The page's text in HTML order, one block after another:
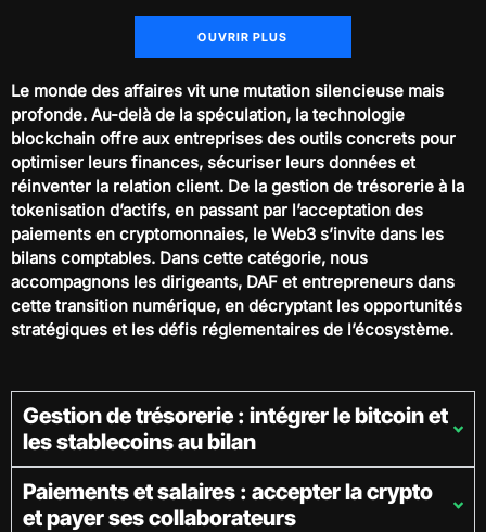
OUVRIR PLUS
Le monde des affaires vit une mutation silencieuse mais
profonde. Au-delà de la spéculation, la technologie
blockchain offre aux entreprises des outils concrets pour
optimiser leurs finances, sécuriser leurs données et
réinventer la relation client. De la gestion de trésorerie à la
tokenisation d’actifs, en passant par l’acceptation des
paiements en cryptomonnaies, le Web3 s’invite dans les
bilans comptables. Dans cette catégorie, nous
accompagnons les dirigeants, DAF et entrepreneurs dans
cette transition numérique, en décryptant les opportunités
stratégiques et les défis réglementaires de l’écosystème.
Gestion de trésorerie : intégrer le bitcoin et
les stablecoins au bilan
Paiements et salaires : accepter la crypto
et payer ses collaborateurs